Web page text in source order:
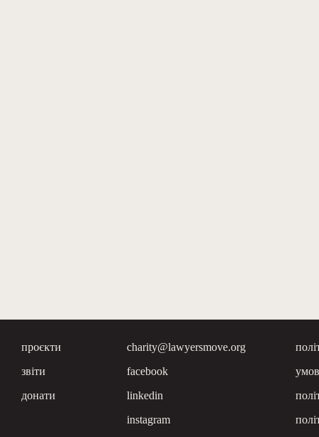
проєкти
звіти
донати
charity@lawyersmove.org
facebook
linkedin
instagram